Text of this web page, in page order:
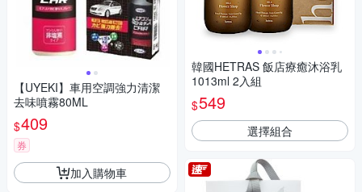
【UYEKI】車用空調強力清潔
去味噴霧80ML
$409
券
加入購物車
韓國HETRAS 飯店療癒沐浴乳
1013ml 2入組
$549
選擇組合